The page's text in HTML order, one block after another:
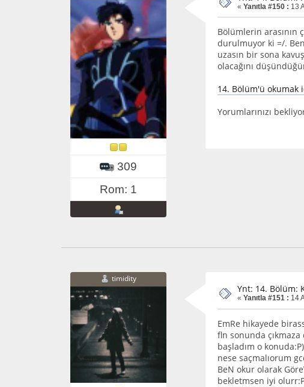
309
Rom: 1
« Yanıtla #150 : 13
Bölümlerin arasının
durulmuyor ki =/.
uzasın bir sona
olacağını
14. Bölüm'ü okumak
Yorumlarınızı
timidity
Ynt: 14. Bölüm:
« Yanıtla #151 : 14
EmRe hikayede
fln sonunda çıkmaza
başladım o
nese saçmalıorum
BeN okur olarak
bekletmsen iyi